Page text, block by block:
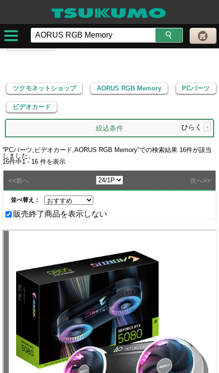
ツクモネットショップ AORUS RGB Memory
PCパーツ
ビデオカード
ツクモネットショップ AORUS RGB Memory PCパーツ
ビデオカード
絞込条件 ひらく +
“PCパーツ,ビデオカード,AORUS RGB Memory”での検索結果 16件が該当
しました。
16件中1 - 16 件を表示
<<前へ 次へ>>
並べ替え：
販売終了商品を表示しない